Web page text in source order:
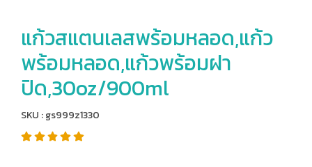
แก้วสแตนเลสพร้อมหลอด,แก้ว
พร้อมหลอด,แก้วพร้อมฝา
ปิด,30oz/900ml
SKU : gs999z1330